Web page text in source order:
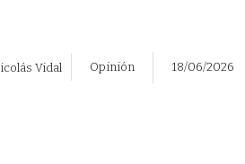
Vidal Opinión 18/06/2026